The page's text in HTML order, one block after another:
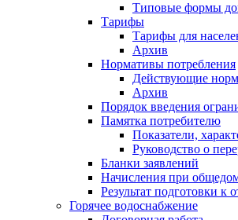
Типовые формы
Тарифы
Тарифы для
Архив
Нормативы потребления
Действующие
Архив
Порядок введения
Памятка потребителю
Показатели,
Руководство о
Бланки заявлений
Начисления при
Результат подготовки к
Горячее водоснабжение